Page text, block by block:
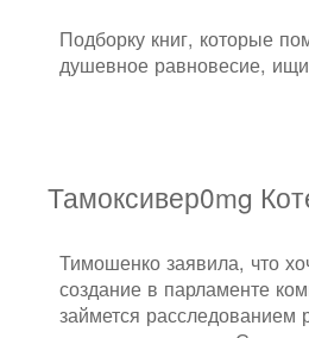
Подборку книг, которые
душевное равновесие,
Тамоксивер0mg
Тимошенко заявила, что
создание в парламенте
займется расследованием